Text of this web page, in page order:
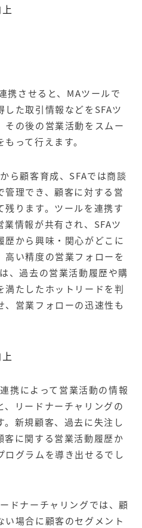
携させると、MAツールで
た取引情報などをSFAツ
その後の営業活動をスムー
って行えます。
ら顧客育成、SFAでは商談
理でき、顧客に対する営
ります。ツールを連携す
情報が共有され、SFAツ
歴から興味・関心がどこに
い精度の営業フォローを
、過去の営業活動履歴や購
満たしたホットリードを判
営業フォローの迅速性も
携によって営業活動の情報
リードナーチャリングの
新規顧客、過去に失注し
客に関する営業活動履歴か
ログラムを導き出せるでし
ドナーチャリングでは、顧
場合に顧客のセグメント